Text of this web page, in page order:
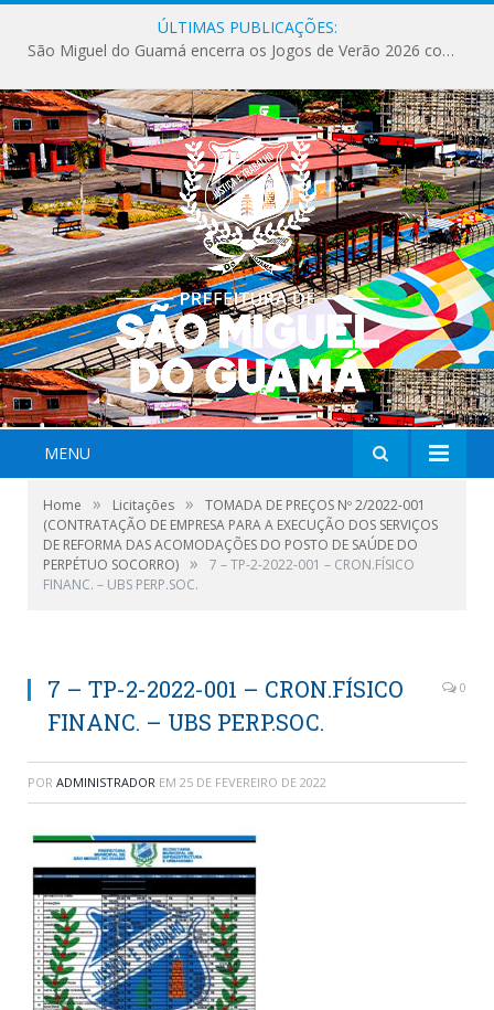
ÚLTIMAS PUBLICAÇÕES:
São Miguel do Guamá encerra os Jogos de Verão 2026 com sucesso de público e competições.
MENU
Home » Licitações »
TOMADA DE PREÇOS Nº 2/2022-001
(CONTRATAÇÃO DE EMPRESA PARA A EXECUÇÃO DOS SERVIÇOS
DE REFORMA DAS ACOMODAÇÕES DO POSTO DE SAÚDE DO
PERPÉTUO SOCORRO) »
7 – TP-2-2022-001 – CRON.FÍSICO
FINANC. – UBS PERP.SOC.
7 – TP-2-2022-001 – CRON.FÍSICO
FINANC. – UBS PERP.SOC.
0
POR ADMINISTRADOR EM 25 DE FEVEREIRO DE 2022